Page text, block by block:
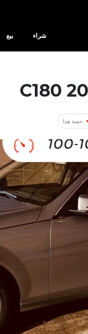
شراء بيع
حصة هذا